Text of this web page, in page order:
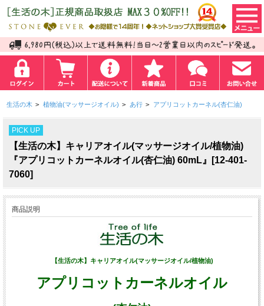
生活の木 > 植物油(マッサージオイル) > あ行 > アプリコットカーネル(杏仁油)
PICK UP
【生活の木】キャリアオイル(マッサージオイル/植物油)
『アプリコットカーネルオイル(杏仁油) 60mL』[12-401-
7060]
商品説明
【生活の木】キャリアオイル(マッサージオイル/植物油)
アプリコットカーネルオイル